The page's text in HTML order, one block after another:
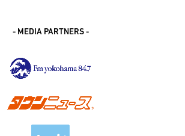
- MEDIA PARTNERS -